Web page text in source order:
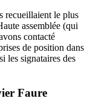
recueillaient le plus
assemblée (qui
contacté
de position dans
les signataires des
Faure